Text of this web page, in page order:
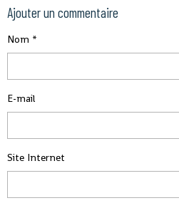
Ajouter un commentaire
Nom
E-mail
Site Internet